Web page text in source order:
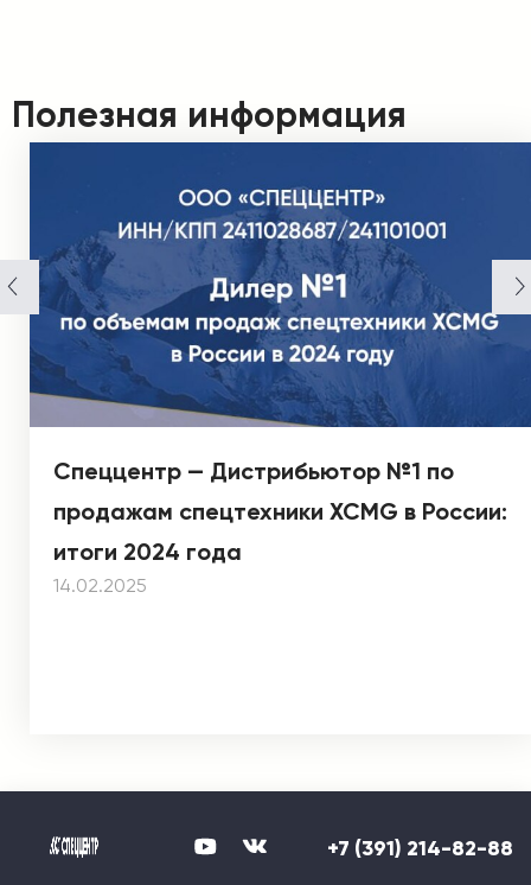
Полезная информация
Спеццентр — Дистрибьютор №1 по
продажам спецтехники XCMG в России:
итоги 2024 года
14.02.2025
+7 (391) 214-82-88